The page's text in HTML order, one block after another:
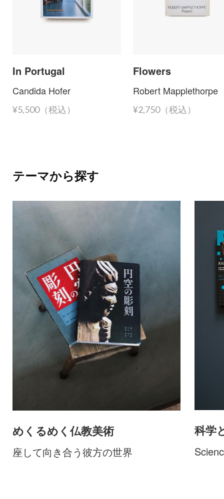
In Portugal
Candida Hofer
¥5,500（税込）
Flowers
Robert Mapplethorpe
¥2,750（税込）
テーマから探す
めくるめく仏教美術
座して向き合う彼方の世界
科学